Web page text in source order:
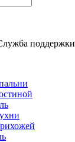
поддержки